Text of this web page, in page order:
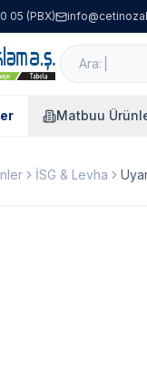
05 (PBX)
Matbuu
İSG & Levha